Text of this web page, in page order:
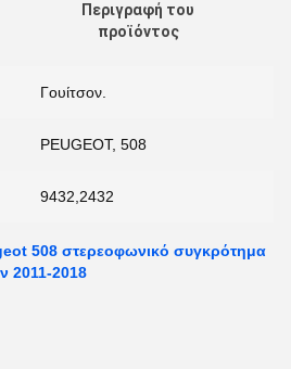
Περιγραφή του
προϊόντος
Γουίτσον.
PEUGEOT, 508
9432,2432
508 στερεοφωνικό συγκρότημα
2011-2018